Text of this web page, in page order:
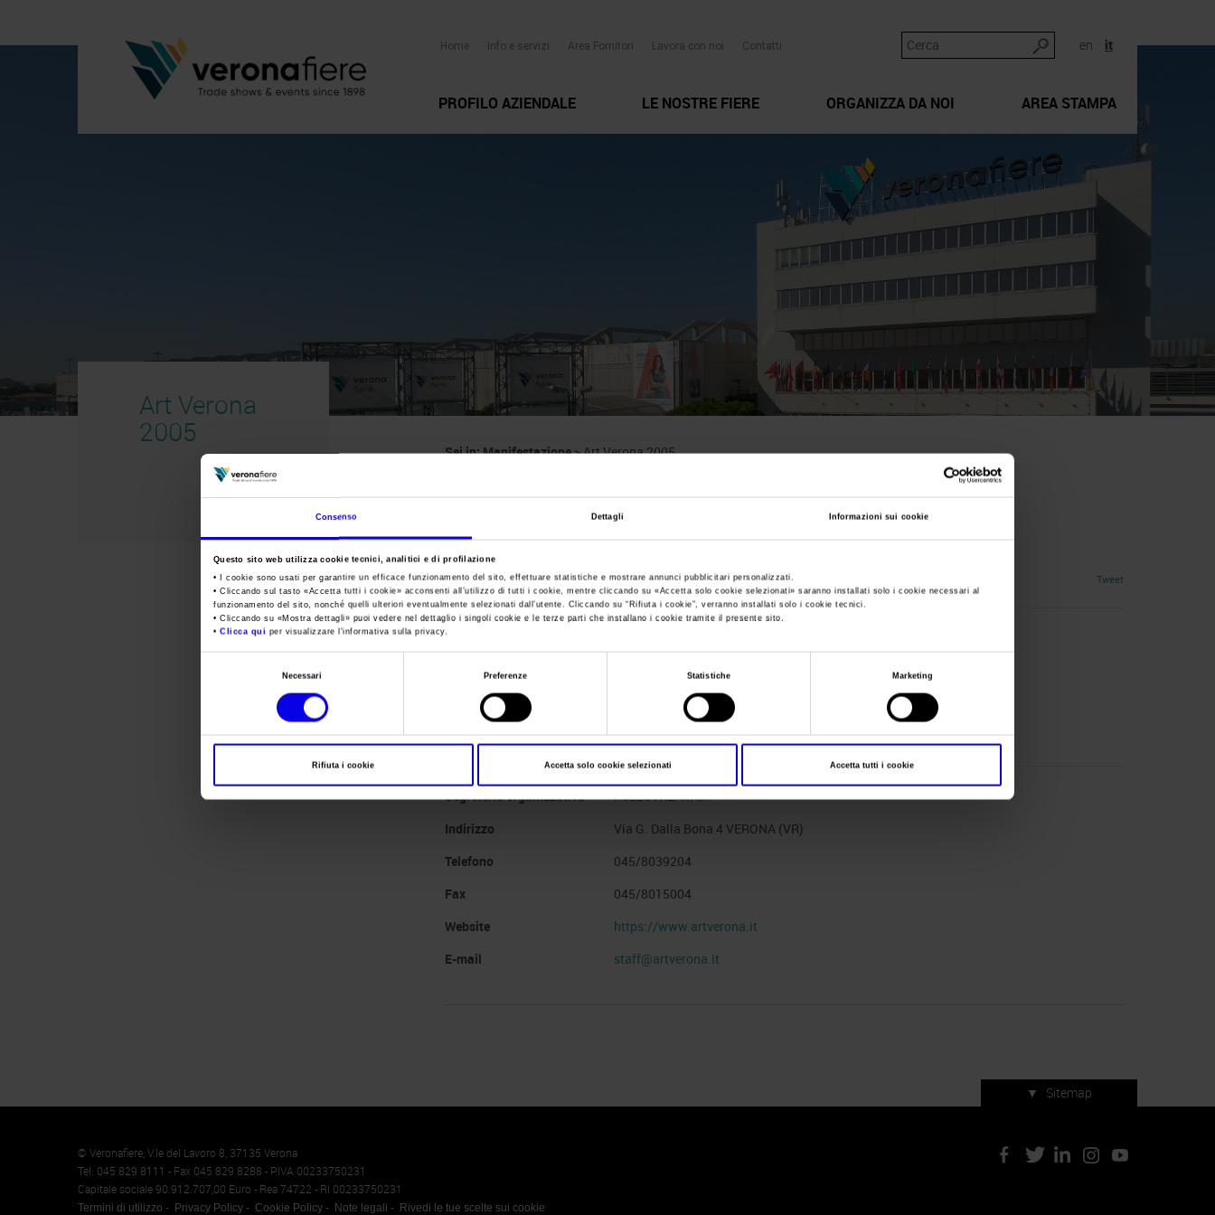
Consenso Dettagli Informazioni sui cookie
Questo sito web utilizza cookie tecnici, analitici e di profilazione
• I cookie sono usati per garantire un efficace funzionamento del sito, effettuare statistiche e mostrare annunci pubblicitari personalizzati.
• Cliccando sul tasto «Accetta tutti i cookie» acconsenti all’utilizzo di tutti i cookie, mentre cliccando su «Accetta solo cookie selezionati» saranno installati solo i cookie necessari al
funzionamento del sito, nonché quelli ulteriori eventualmente selezionati dall’utente. Cliccando su “Rifiuta i cookie”, verranno installati solo i cookie tecnici.
• Cliccando su «Mostra dettagli» puoi vedere nel dettaglio i singoli cookie e le terze parti che installano i cookie tramite il presente sito.
•Clicca qui per visualizzare l'informativa sulla privacy.
Necessari Preferenze Statistiche Marketing
Rifiuta i cookie Accetta solo cookie selezionati Accetta tutti i cookie
en it
Home Info e servizi Area Fornitori Lavora con noi Contatti
PROFILO AZIENDALE LE NOSTRE FIERE ORGANIZZA DA NOI AREA STAMPA
Art Verona
2005
Sei in:Manifestazione>Art Verona 2005
Art Verona
Fiera d'arte moderna e contemporanea
Tweet
Data
Frequenza
Website
https://www.artverona.it
E-mail
info@artverona.it
Segreteria organizzativa
FULLSTREAM srl
Indirizzo
Via G. Dalla Bona 4 VERONA (VR)
Telefono
045/8039204
Fax
045/8015004
Website
https://www.artverona.it
E-mail
staff@artverona.it
▼ Sitemap
Memento Servizi di manifestazione
© Veronafiere, V.le del Lavoro 8, 37135 Verona
Tel. 045 829 8111 - Fax 045 829 8288 - P.IVA 00233750231
Capitale sociale 90.912.707,00 Euro - Rea 74722 - RI 00233750231
Termini di utilizzo Privacy Policy Cookie Policy Note legali Rivedi le tue scelte sui cookie